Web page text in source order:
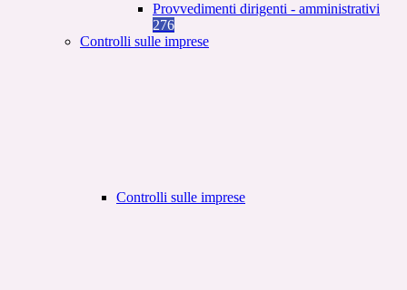
Provvedimenti dirigenti - amministrativi
276
Controlli sulle imprese
Controlli sulle imprese